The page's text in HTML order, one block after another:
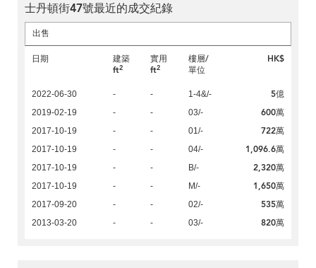
士丹頓街47號最近的成交紀錄
出售
日期
建築
ft2
實用
ft2
樓層/
單位
HK$
2022-06-30 - - 1-4&/- 5億
2019-02-19 - - 03/- 600萬
2017-10-19 - - 01/- 722萬
2017-10-19 - - 04/- 1,096.6萬
2017-10-19 - - B/- 2,320萬
2017-10-19 - - M/- 1,650萬
2017-09-20 - - 02/- 535萬
2013-03-20 - - 03/- 820萬